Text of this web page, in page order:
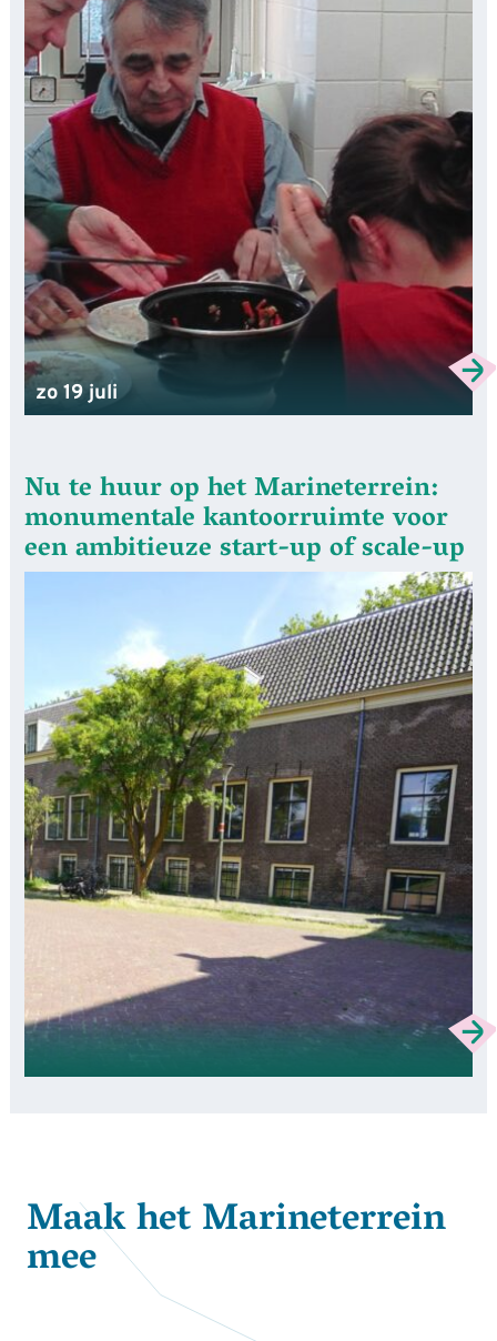
zo 19 juli
Nu te huur op het Marineterrein:
monumentale kantoorruimte voor
een ambitieuze start-up of scale-up
Maak het Marineterrein
mee